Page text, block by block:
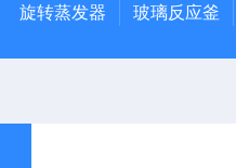
旋转蒸发器 玻璃反应釜